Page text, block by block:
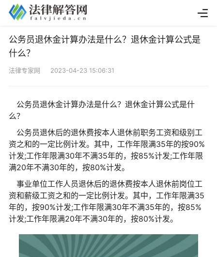
公务员退休金计算办法是什么？退休金计算公式是
什么？
法律专家网 2023-04-23 15:06:31
公务员退休金计算办法是什么？退休金计算公式是什
么？
公务员退休后的退休费按本人退休前职务工资和级别工
资之和的一定比例计发。其中，工作年限满35年的按90%
计发;工作年限满30年不满35年的，按85%计发;工作年限
满20年不满30年的，按80%计发。
事业单位工作人员退休后的退休费按本人退休前岗位工
资和薪级工资之和的一定比例计发。其中，工作年限满35
年的，按90%计发;工作年限满30年不满35年的，按85%
计发;工作年限满20年不满30年的，按80%计发。